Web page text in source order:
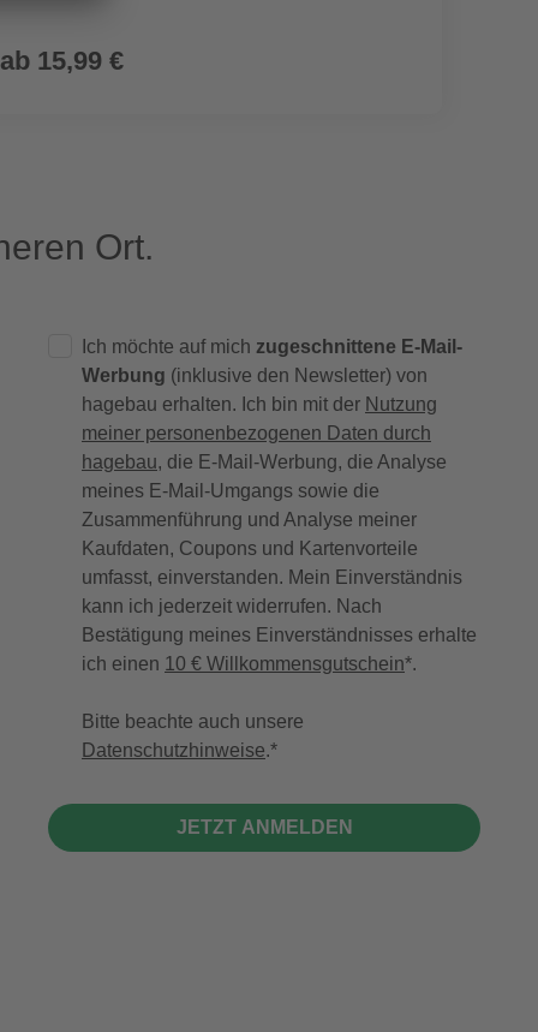
ab 15,99 €
Ort.
Ich möchte auf mich zugeschnittene E-Mail-
Werbung (inklusive den Newsletter) von
hagebau erhalten. Ich bin mit der Nutzung
meiner personenbezogenen Daten durch
hagebau, die E-Mail-Werbung, die Analyse
meines E-Mail-Umgangs sowie die
Zusammenführung und Analyse meiner
Kaufdaten, Coupons und Kartenvorteile
umfasst, einverstanden. Mein Einverständnis
kann ich jederzeit widerrufen. Nach
Bestätigung meines Einverständnisses erhalte
ich einen 10 € Willkommensgutschein*.
Bitte beachte auch unsere
Datenschutzhinweise.
JETZT ANMELDEN